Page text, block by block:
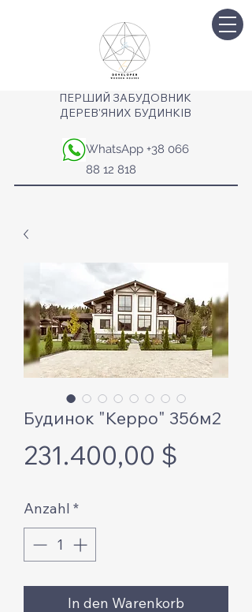
ПЕРШИЙ ЗАБУДОВНИК
ДЕРЕВ'ЯНИХ БУДИНКІВ
WhatsApp +38 066
88 12 818
Будинок "Керро" 356м2
231.400,00 $
Anzahl *
In den Warenkorb